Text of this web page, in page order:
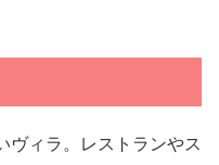
ヴィラ。レストランやス